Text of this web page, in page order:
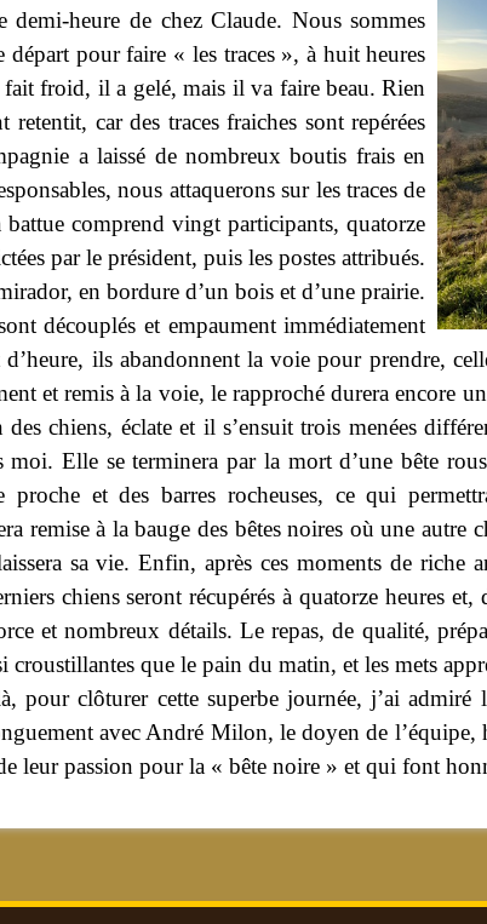
heure de chez Claude. Nous sommes
départ pour faire « les traces », à huit heures
froid, il a gelé, mais il va faire beau. Rien
car des traces fraiches sont repérées
a laissé de nombreux boutis frais en
nous attaquerons sur les traces de
comprend vingt participants, quatorze
par le président, puis les postes attribués.
en bordure d’un bois et d’une prairie.
découplés et empaument immédiatement
ils abandonnent la voie pour prendre,
et remis à la voie, le rapproché durera encore
chiens, éclate et il s’ensuit trois menées
Elle se terminera par la mort d’une bête
et des barres rocheuses, ce qui
remise à la bauge des bêtes noires où une autre
sa vie. Enfin, après ces moments de riche
chiens seront récupérés à quatorze heures et,
et nombreux détails. Le repas, de qualité,
croustillantes que le pain du matin, et les mets
pour clôturer cette superbe journée, j’ai
avec André Milon, le doyen de l’équipe,
leur passion pour la « bête noire » et qui font